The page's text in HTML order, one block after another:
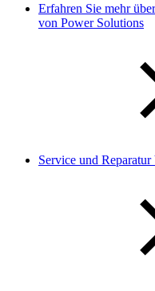
Erfahren Sie mehr
von Power Solutions
Service und Reparatur